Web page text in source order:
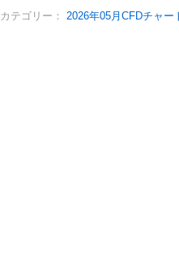
カテゴリー： 2026年05月CFDチャー